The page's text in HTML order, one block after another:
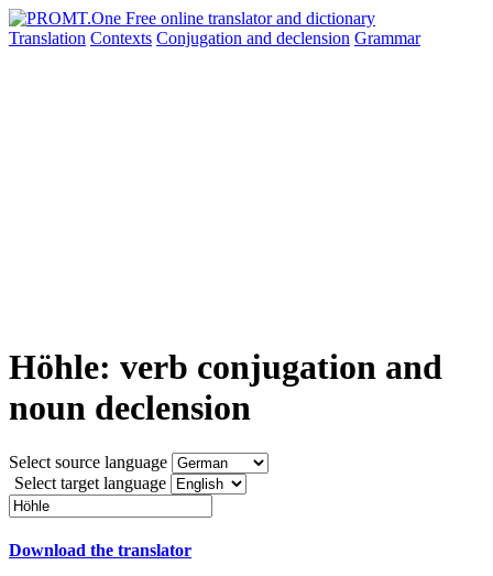
Translation Contexts Conjugation and declension Grammar
Höhle: verb conjugation and
noun declension
Select source language
Select target language
Download the translator